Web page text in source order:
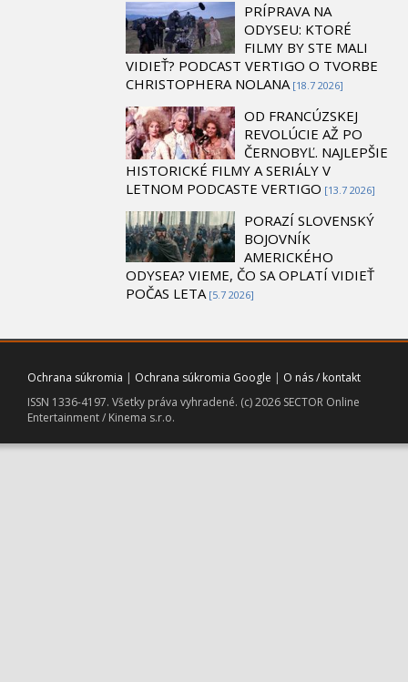
PRÍPRAVA NA
ODYSEU: KTORÉ
FILMY BY STE MALI
VIDIEŤ? PODCAST VERTIGO O TVORBE
CHRISTOPHERA NOLANA [18.7 2026]
OD FRANCÚZSKEJ
REVOLÚCIE AŽ PO
ČERNOBYĽ. NAJLEPŠIE
HISTORICKÉ FILMY A SERIÁLY V
LETNOM PODCASTE VERTIGO [13.7 2026]
PORAZÍ SLOVENSKÝ
BOJOVNÍK
AMERICKÉHO
ODYSEA? VIEME, ČO SA OPLATÍ VIDIEŤ
POČAS LETA [5.7 2026]
Ochrana súkromia | Ochrana súkromia Google | O nás / kontakt
ISSN 1336-4197. Všetky práva vyhradené. (c) 2026 SECTOR Online
Entertainment / Kinema s.r.o.